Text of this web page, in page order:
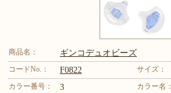
商品名： ギンコデュオビーズ
コードNo.： F0822 サイズ：
カラー番号： 3 カラー名：